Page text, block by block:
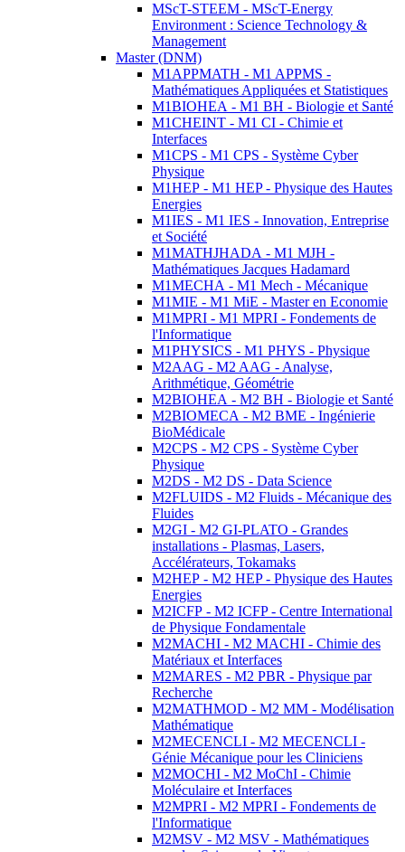
MScT-STEEM - MScT-Energy
Environment : Science Technology &
Management
Master (DNM)
M1APPMATH - M1 APPMS -
Mathématiques Appliquées et Statistiques
M1BIOHEA - M1 BH - Biologie et Santé
M1CHEINT - M1 CI - Chimie et
Interfaces
M1CPS - M1 CPS - Système Cyber
Physique
M1HEP - M1 HEP - Physique des Hautes
Energies
M1IES - M1 IES - Innovation, Entreprise
et Société
M1MATHJHADA - M1 MJH -
Mathématiques Jacques Hadamard
M1MECHA - M1 Mech - Mécanique
M1MIE - M1 MiE - Master en Economie
M1MPRI - M1 MPRI - Fondements de
l'Informatique
M1PHYSICS - M1 PHYS - Physique
M2AAG - M2 AAG - Analyse,
Arithmétique, Géométrie
M2BIOHEA - M2 BH - Biologie et Santé
M2BIOMECA - M2 BME - Ingénierie
BioMédicale
M2CPS - M2 CPS - Système Cyber
Physique
M2DS - M2 DS - Data Science
M2FLUIDS - M2 Fluids - Mécanique des
Fluides
M2GI - M2 GI-PLATO - Grandes
installations - Plasmas, Lasers,
Accélérateurs, Tokamaks
M2HEP - M2 HEP - Physique des Hautes
Energies
M2ICFP - M2 ICFP - Centre International
de Physique Fondamentale
M2MACHI - M2 MACHI - Chimie des
Matériaux et Interfaces
M2MARES - M2 PBR - Physique par
Recherche
M2MATHMOD - M2 MM - Modélisation
Mathématique
M2MECENCLI - M2 MECENCLI -
Génie Mécanique pour les Cliniciens
M2MOCHI - M2 MoChI - Chimie
Moléculaire et Interfaces
M2MPRI - M2 MPRI - Fondements de
l'Informatique
M2MSV - M2 MSV - Mathématiques